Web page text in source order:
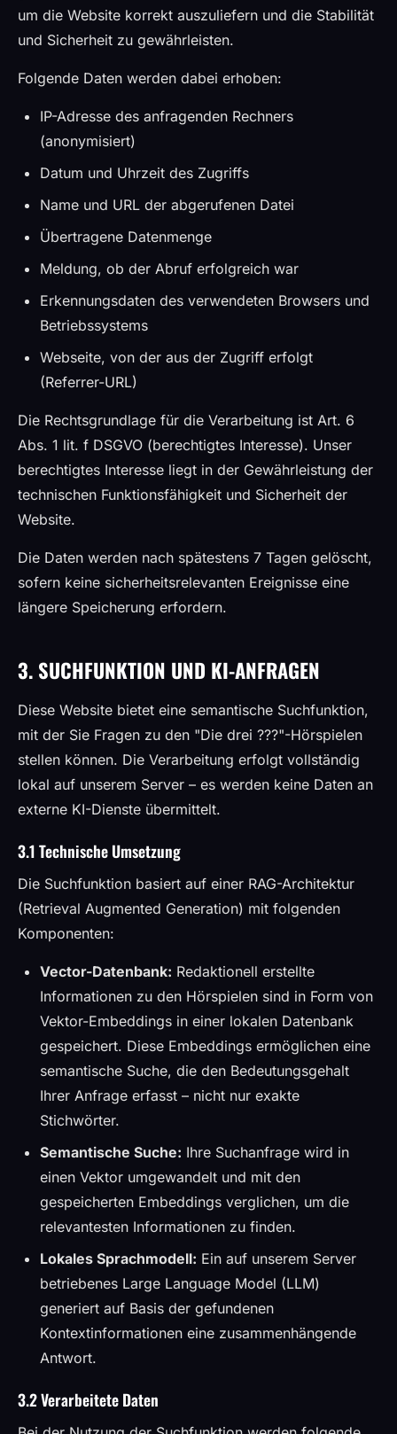
um die Website korrekt auszuliefern und die Stabilität
und Sicherheit zu gewährleisten.
Folgende Daten werden dabei erhoben:
IP-Adresse des anfragenden Rechners
(anonymisiert)
Datum und Uhrzeit des Zugriffs
Name und URL der abgerufenen Datei
Übertragene Datenmenge
Meldung, ob der Abruf erfolgreich war
Erkennungsdaten des verwendeten Browsers und
Betriebssystems
Webseite, von der aus der Zugriff erfolgt
(Referrer-URL)
Die Rechtsgrundlage für die Verarbeitung ist Art. 6
Abs. 1 lit. f DSGVO (berechtigtes Interesse). Unser
berechtigtes Interesse liegt in der Gewährleistung der
technischen Funktionsfähigkeit und Sicherheit der
Website.
Die Daten werden nach spätestens 7 Tagen gelöscht,
sofern keine sicherheitsrelevanten Ereignisse eine
längere Speicherung erfordern.
3. SUCHFUNKTION UND KI-ANFRAGEN
Diese Website bietet eine semantische Suchfunktion,
mit der Sie Fragen zu den "Die drei ???"-Hörspielen
stellen können. Die Verarbeitung erfolgt vollständig
lokal auf unserem Server – es werden keine Daten an
externe KI-Dienste übermittelt.
3.1 Technische Umsetzung
Die Suchfunktion basiert auf einer RAG-Architektur
(Retrieval Augmented Generation) mit folgenden
Komponenten:
Vector-Datenbank: Redaktionell erstellte
Informationen zu den Hörspielen sind in Form von
Vektor-Embeddings in einer lokalen Datenbank
gespeichert. Diese Embeddings ermöglichen eine
semantische Suche, die den Bedeutungsgehalt
Ihrer Anfrage erfasst – nicht nur exakte
Stichwörter.
Semantische Suche: Ihre Suchanfrage wird in
einen Vektor umgewandelt und mit den
gespeicherten Embeddings verglichen, um die
relevantesten Informationen zu finden.
Lokales Sprachmodell: Ein auf unserem Server
betriebenes Large Language Model (LLM)
generiert auf Basis der gefundenen
Kontextinformationen eine zusammenhängende
Antwort.
3.2 Verarbeitete Daten